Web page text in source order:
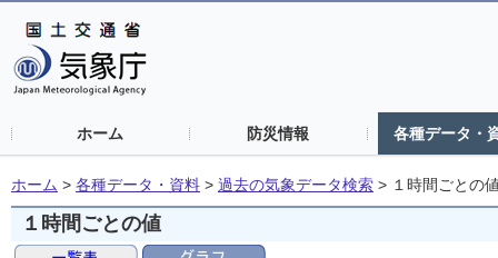
ホーム 防災情報 各種データ・
ホーム > 各種データ・資料 > 過去の気象データ検索 > １時間ごとの
１時間ごとの値